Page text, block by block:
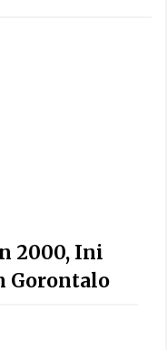
2000, Ini
Gorontalo